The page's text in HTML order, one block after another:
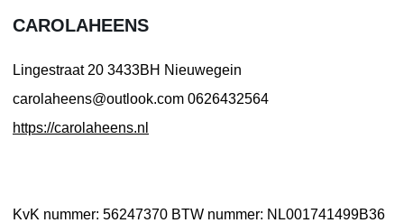
CAROLAHEENS
Lingestraat 20 3433BH Nieuwegein
carolaheens@outlook.com 0626432564
https://carolaheens.nl
KvK nummer: 56247370 BTW nummer: NL001741499B36